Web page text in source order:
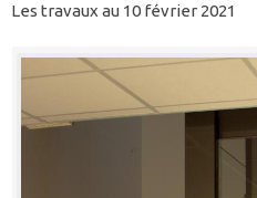
Les travaux au 10 février 2021